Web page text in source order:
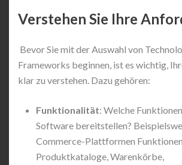
Verstehen Sie Ihre
Bevor Sie mit der Auswahl von
Frameworks beginnen, ist es wichtig,
klar zu verstehen. Dazu gehören:
Funktionalität: Welche
Software bereitstellen?
Commerce-Plattformen
Produktkataloge, Warenkörbe,